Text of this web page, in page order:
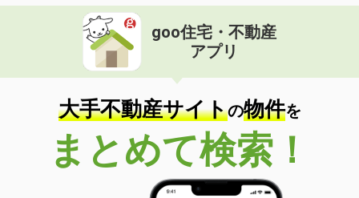
goo住宅・不動産
アプリ
大手不動産サイトの物件を
まとめて検索！